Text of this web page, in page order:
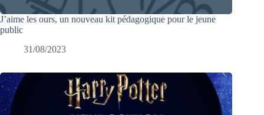
J’aime les ours, un nouveau kit pédagogique pour le jeune
public
31/08/2023